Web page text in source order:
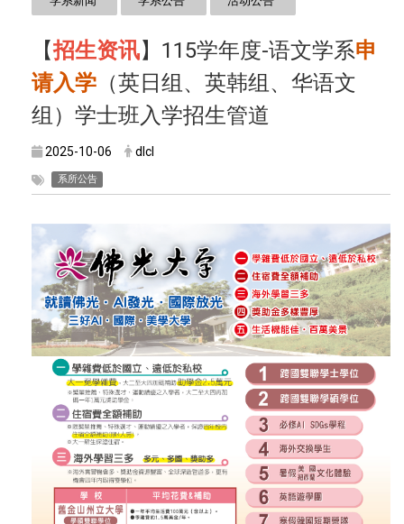
【招生资讯】115学年度-语文学系申
请入学 （英日组、英韩组、华语文
组）学士班入学招生管道
2025-10-06 dlcl
系所公告